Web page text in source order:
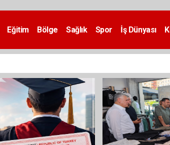
Eğitim Bölge Sağlık Spor İş Dünyası